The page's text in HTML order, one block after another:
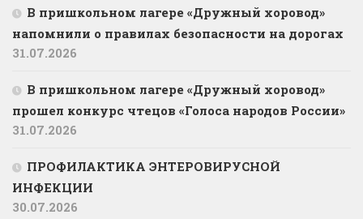
В пришкольном лагере «Дружный хоровод»
напомнили о правилах безопасности на дорогах
31.07.2026
В пришкольном лагере «Дружный хоровод»
прошел конкурс чтецов «Голоса народов России»
31.07.2026
ПРОФИЛАКТИКА ЭНТЕРОВИРУСНОЙ
ИНФЕКЦИИ
30.07.2026